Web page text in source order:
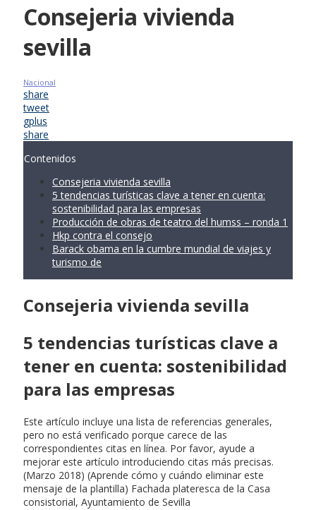
Consejeria vivienda
sevilla
Nacional
share
tweet
gplus
share
Contenidos
Consejeria vivienda sevilla
5 tendencias turísticas clave a tener en cuenta:
sostenibilidad para las empresas
Producción de obras de teatro del humss – ronda 1
Hkp contra el consejo
Barack obama en la cumbre mundial de viajes y
turismo de
Consejeria vivienda sevilla
5 tendencias turísticas clave a
tener en cuenta: sostenibilidad
para las empresas
Este artículo incluye una lista de referencias generales,
pero no está verificado porque carece de las
correspondientes citas en línea. Por favor, ayude a
mejorar este artículo introduciendo citas más precisas.
(Marzo 2018) (Aprende cómo y cuándo eliminar este
mensaje de la plantilla) Fachada plateresca de la Casa
consistorial, Ayuntamiento de Sevilla